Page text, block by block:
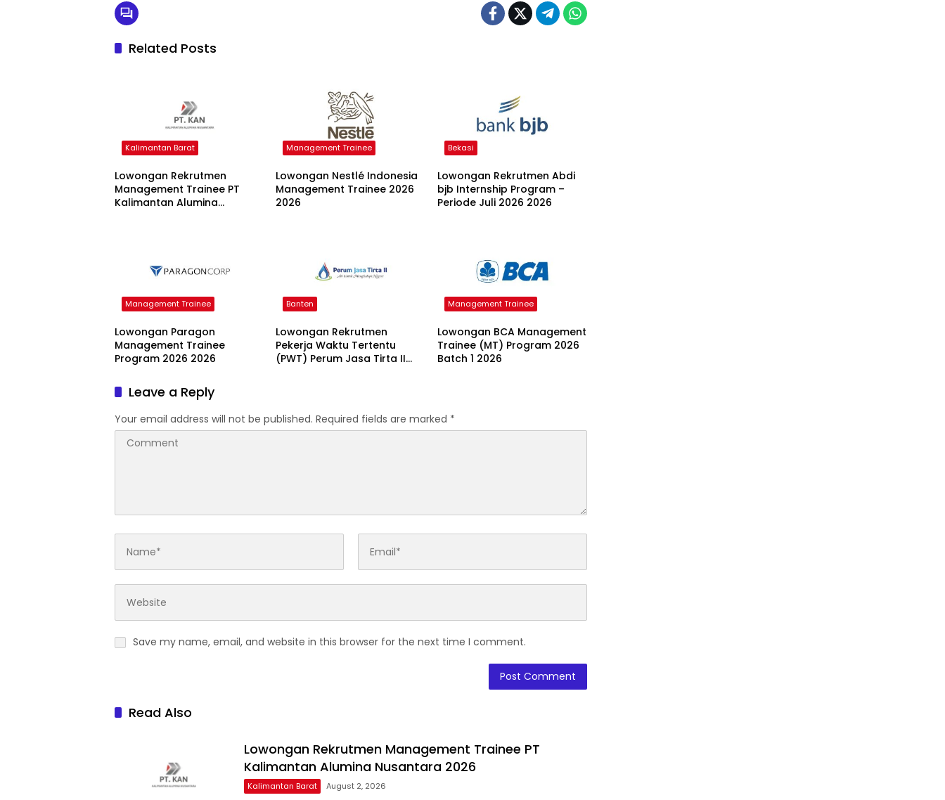
Related Posts
Kalimantan Barat
Lowongan Rekrutmen
Management Trainee PT
Kalimantan Alumina
Management Trainee
Lowongan Nestlé Indonesia
Management Trainee 2026
2026
Bekasi
Lowongan Rekrutmen Abdi
bjb Internship Program –
Periode Juli 2026 2026
Management Trainee
Lowongan Paragon
Management Trainee
Program 2026 2026
Banten
Lowongan Rekrutmen
Pekerja Waktu Tertentu
(PWT) Perum Jasa Tirta II
Management Trainee
Lowongan BCA Management
Trainee (MT) Program 2026
Batch 1 2026
Leave a Reply
Your email address will not be published. Required fields are marked *
Save my name, email, and website in this browser for the next time I comment.
Read Also
Lowongan Rekrutmen Management Trainee PT
Kalimantan Alumina Nusantara 2026
Kalimantan Barat August 2, 2026